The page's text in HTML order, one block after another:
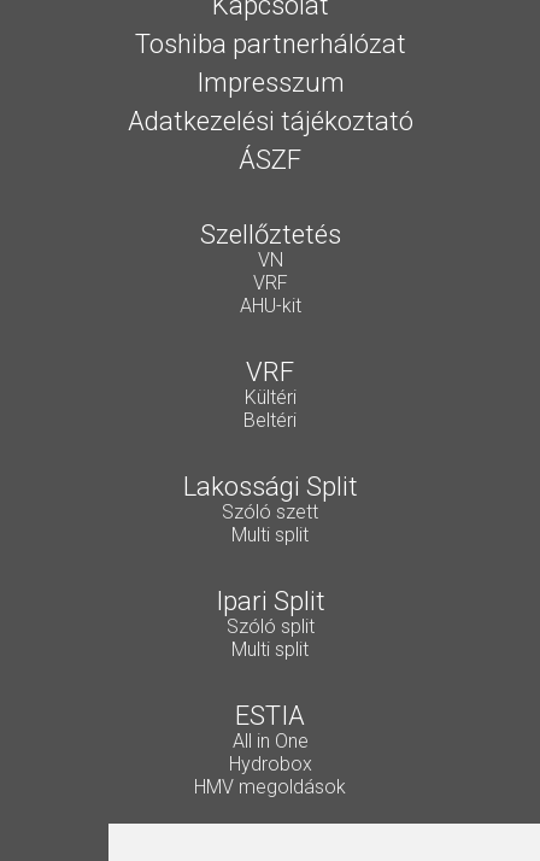
Toshiba partnerhálózat
Impresszum
Adatkezelési tájékoztató
ÁSZF
Szellőztetés
VN
VRF
AHU-kit
VRF
Kültéri
Beltéri
Lakossági Split
Szóló szett
Multi split
Ipari Split
Szóló split
Multi split
ESTIA
All in One
Hydrobox
HMV megoldások